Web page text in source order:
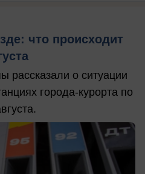
что происходит
рассказали о ситуации
города-курорта по